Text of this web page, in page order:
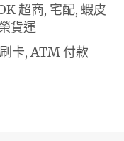
超商, 宅配, 蝦皮
貨運
卡, ATM 付款